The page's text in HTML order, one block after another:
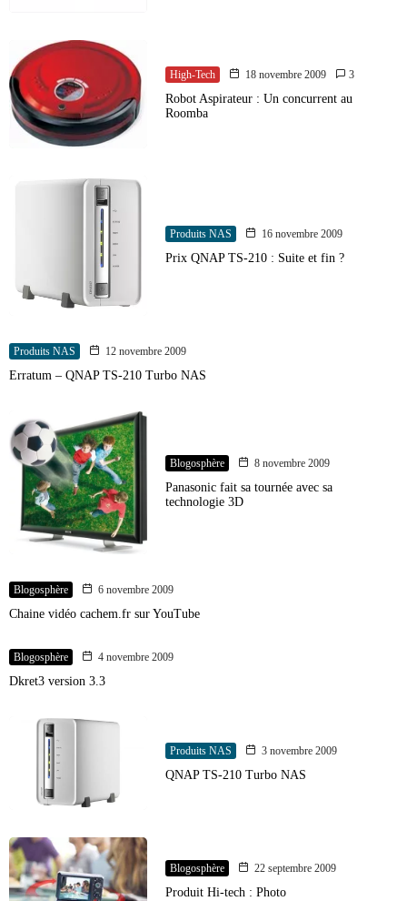
High-Tech 18 novembre 2009 3
Robot Aspirateur : Un concurrent au
Roomba
Produits NAS 16 novembre 2009
Prix QNAP TS-210 : Suite et fin ?
Produits NAS 12 novembre 2009
Erratum – QNAP TS-210 Turbo NAS
Blogosphère 8 novembre 2009
Panasonic fait sa tournée avec sa
technologie 3D
Blogosphère 6 novembre 2009
Chaine vidéo cachem.fr sur YouTube
Blogosphère 4 novembre 2009
Dkret3 version 3.3
Produits NAS 3 novembre 2009
QNAP TS-210 Turbo NAS
Blogosphère 22 septembre 2009
Produit Hi-tech : Photo